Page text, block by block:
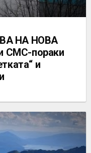
НА НОВА
пораки
и